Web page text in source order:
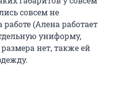
совсем не
(Алена работает
униформу,
нет, также ей